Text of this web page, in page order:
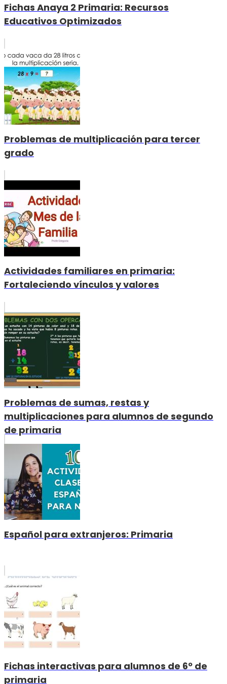
Fichas Anaya 2 Primaria: Recursos
Educativos Optimizados
Problemas de multiplicación para tercer
grado
Actividades familiares en primaria:
Fortaleciendo vínculos y valores
Problemas de sumas, restas y
multiplicaciones para alumnos de segundo
de primaria
Español para extranjeros: Primaria
Fichas interactivas para alumnos de 6º de
primaria